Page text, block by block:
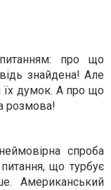
про що
знайдена! Але
їх думок. А про що
розмова!
спроба
що турбує
Американський